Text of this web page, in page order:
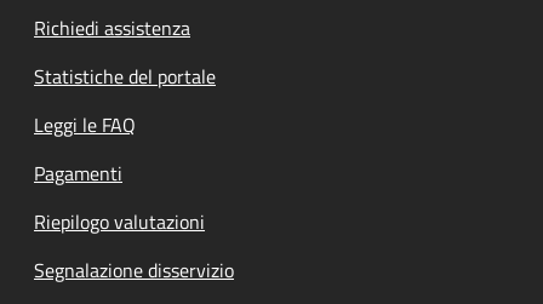
Richiedi assistenza
Statistiche del portale
Leggi le FAQ
Pagamenti
Riepilogo valutazioni
Segnalazione disservizio